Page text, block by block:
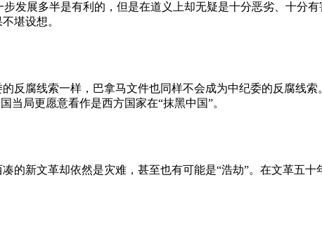
发展多半是有利的，但是在道义上却无疑是十分恶劣、十分
堪设想。
反腐线索一样，巴拿马文件也同样不会成为中纪委的反腐线
局更愿意看作是西方国家在“抹黑中国”。
的新文革却依然是灾难，甚至也有可能是“浩劫”。在文革五